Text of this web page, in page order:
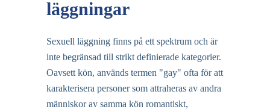
läggningar
Sexuell läggning finns på ett spektrum och är
inte begränsad till strikt definierade kategorier.
Oavsett kön, används termen "gay" ofta för att
karakterisera personer som attraheras av andra
människor av samma kön romantiskt,